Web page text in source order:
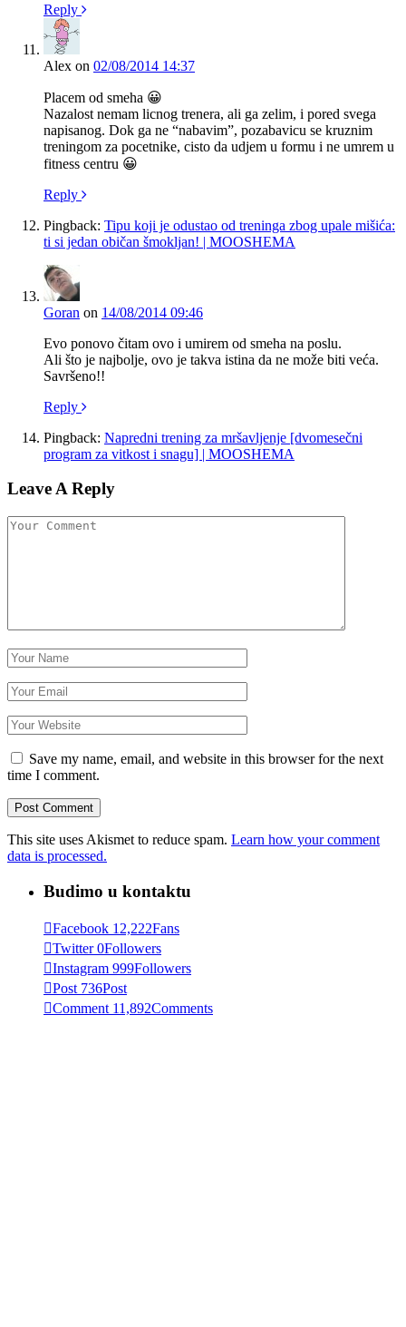
Reply
Alex on 02/08/2014 14:37
Placem od smeha 😀
Nazalost nemam licnog trenera, ali ga zelim, i pored svega
napisanog. Dok ga ne “nabavim”, pozabavicu se kruznim
treningom za pocetnike, cisto da udjem u formu i ne umrem u
fitness centru 😀
Reply
Pingback: Tipu koji je odustao od treninga zbog upale mišića:
ti si jedan običan šmokljan! | MOOSHEMA
Goran on 14/08/2014 09:46
Evo ponovo čitam ovo i umirem od smeha na poslu.
Ali što je najbolje, ovo je takva istina da ne može biti veća.
Savršeno!!
Reply
Pingback: Napredni trening za mršavljenje [dvomesečni
program za vitkost i snagu] | MOOSHEMA
Leave A Reply
Save my name, email, and website in this browser for the next
time I comment.
This site uses Akismet to reduce spam. Learn how your comment
data is processed.
Budimo u kontaktu
Facebook 12,222Fans
Twitter 0Followers
Instagram 999Followers
Post 736Post
Comment 11,892Comments